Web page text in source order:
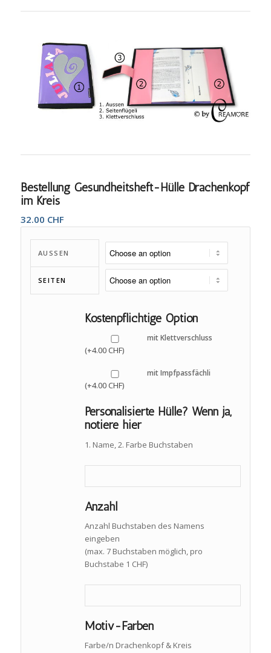
Bestellung Gesundheitsheft-Hülle Drachenkopf
im Kreis
32.00 CHF
AUSSEN
SEITEN
Kostenpflichtige Option
mit Klettverschluss
(+4.00 CHF)
mit Impfpassfächli
(+4.00 CHF)
Personalisierte Hülle? Wenn ja,
notiere hier
1. Name, 2. Farbe Buchstaben
Anzahl
Anzahl Buchstaben des Namens
eingeben
(max. 7 Buchstaben möglich, pro
Buchstabe 1 CHF)
Motiv-Farben
Farbe/n Drachenkopf & Kreis